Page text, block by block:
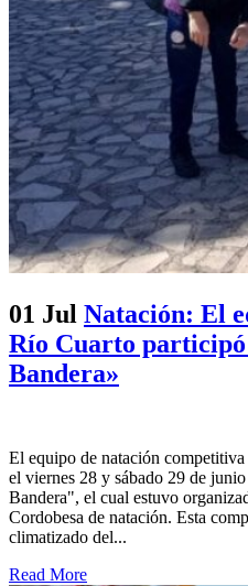
01 Jul Natación: El
Río Cuarto
Bandera»
El equipo de natación
el viernes 28 y sábado 29 de
Bandera", el cual estuvo
Cordobesa de natación. Esta
climatizado del...
Read More